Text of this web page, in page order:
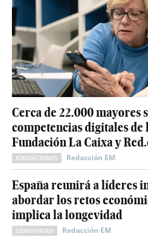
Cerca de 22.000 mayores
competencias digitales de
Fundación La Caixa y
FUNDACIONES Redacción EM
España reunirá a líderes
abordar los retos
implica la longevidad
LONGEVIDAD Redacción EM